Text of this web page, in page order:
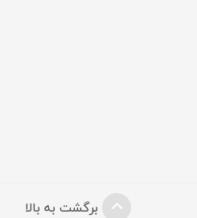
برگشت به بالا